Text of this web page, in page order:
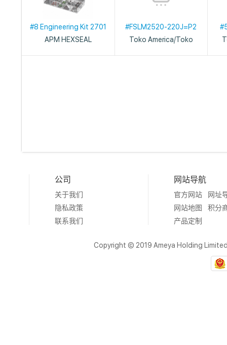
#8 Engineering Kit 2701
APM HEXSEAL
#FSLM2520-220J=P2
Toko America/Toko
公司
关于我们
隐私政策
联系我们
网站导航
官方网站
网址
网站地图
积分
产品定制
Copyright © 2019 Ameya Holding